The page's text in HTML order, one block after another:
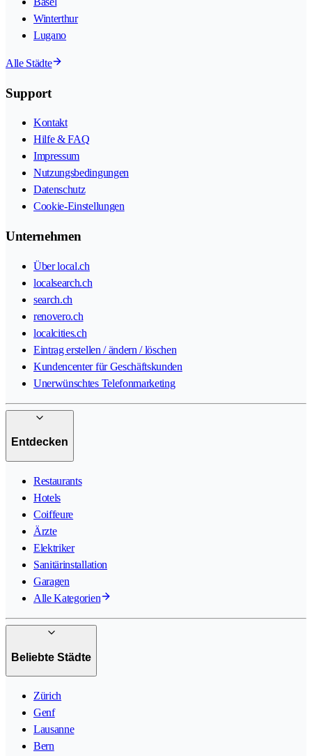
Winterthur
Lugano
Alle Städte
Support
Kontakt
Hilfe & FAQ
Impressum
Nutzungsbedingungen
Datenschutz
Cookie-Einstellungen
Unternehmen
Über local.ch
localsearch.ch
search.ch
renovero.ch
localcities.ch
Eintrag erstellen / ändern / löschen
Kundencenter für Geschäftskunden
Unerwünschtes Telefonmarketing
Entdecken
Restaurants
Hotels
Coiffeure
Ärzte
Elektriker
Sanitärinstallation
Garagen
Alle Kategorien
Beliebte Städte
Zürich
Genf
Lausanne
Bern